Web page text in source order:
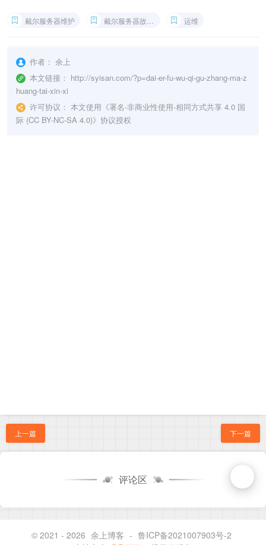
戴尔服务器维护 戴尔服务器故障码 运维
作者： 余上
本文链接： http://syisan.com/?p=dai-er-fu-wu-qi-gu-zhang-ma-z
huang-tai-xin-xi
许可协议： 本文使用《署名-非商业性使用-相同方式共享 4.0 国
际 (CC BY-NC-SA 4.0)》协议授权
上一篇 下一篇
评论区
© 2021 - 2026 余上博客 - 鲁ICP备2021007903号-2